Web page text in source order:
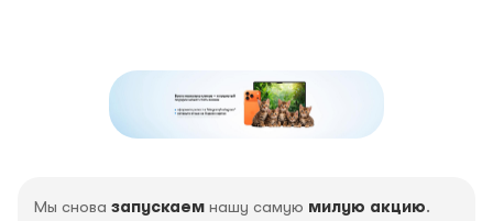
Мы снова запускаем нашу самую милую акцию.